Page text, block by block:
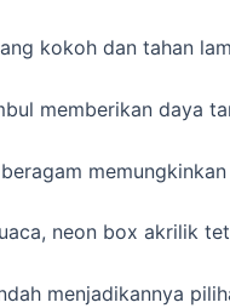
kokoh dan tahan
memberikan daya
neon box akrilik
menjadikannya